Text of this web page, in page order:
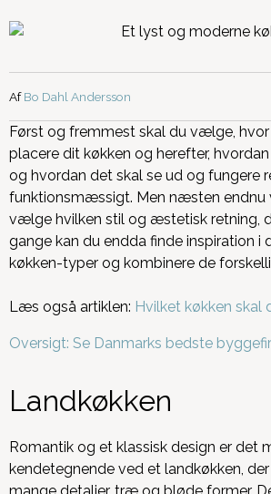
AfBo Dahl Andersson
Først og fremmest skal du vælge,
placere dit køkken og herefter,
og hvordan det skal se ud og fungere
funktionsmæssigt. Men næsten endnu
vælge hvilken stil og æstetisk retning,
gange kan du endda finde inspiration i
køkken-typer og kombinere de
Læs også artiklen: Hvilket køkken
Oversigt: Se Danmarks bedste
Landkøkken
Romantik og et klassisk design er det
kendetegnende ved et landkøkken,